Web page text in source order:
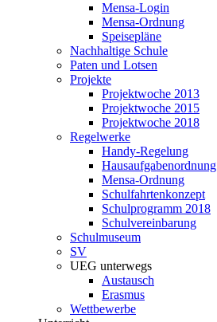
Mensa-Login
Mensa-Ordnung
Speisepläne
Nachhaltige Schule
Paten und Lotsen
Projekte
Projektwoche 2013
Projektwoche 2015
Projektwoche 2018
Regelwerke
Handy-Regelung
Hausaufgabenordnung
Mensa-Ordnung
Schulfahrtenkonzept
Schulprogramm 2018
Schulvereinbarung
Schulmuseum
SV
UEG unterwegs
Austausch
Erasmus
Wettbewerbe